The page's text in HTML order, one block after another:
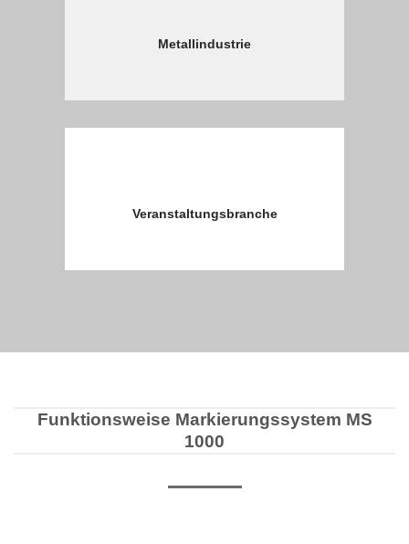
Metallindustrie
Veranstaltungsbranche
Funktionsweise Markierungssystem MS
1000